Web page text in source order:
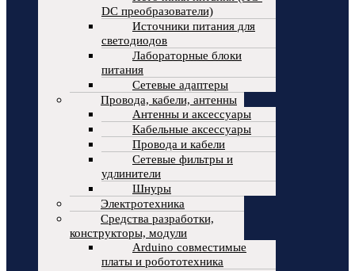
DC преобразователи)
Источники питания для
светодиодов
Лабораторные блоки
питания
Сетевые адаптеры
Провода, кабели, антенны
Антенны и аксессуары
Кабельные аксессуары
Провода и кабели
Сетевые фильтры и
удлинители
Шнуры
Электротехника
Средства разработки,
конструкторы, модули
Arduino совместимые
платы и робототехника